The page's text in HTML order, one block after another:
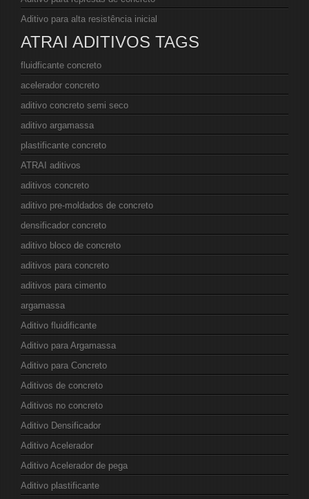
Aditivo para alta resistência inicial
ATRAI ADITIVOS TAGS
fluidficante concreto
acelerador concreto
aditivo concreto semi seco
aditivo argamassa
plastificante concreto
ATRAI aditivos
aditivos concreto
aditivo pre-moldados de concreto
densificador concreto
aditivo bloco de concreto
aditivos para concreto
aditivos para cimento
argamassa
Aditivo fluidificante
Aditivo para Argamassa
Aditivo para Concreto
Aditivos de concreto
Aditivos no concreto
Aditivo Densificador
Aditivo Acelerador
Aditivo Acelerador de pega
Aditivo plastificante